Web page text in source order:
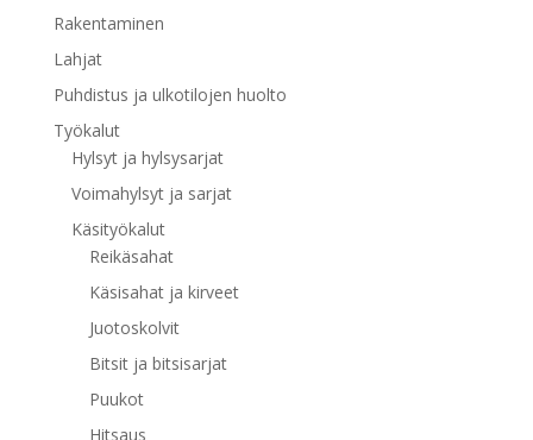
Rakentaminen
Lahjat
Puhdistus ja ulkotilojen huolto
Työkalut
Hylsyt ja hylsysarjat
Voimahylsyt ja sarjat
Käsityökalut
Reikäsahat
Käsisahat ja kirveet
Juotoskolvit
Bitsit ja bitsisarjat
Puukot
Hitsaus